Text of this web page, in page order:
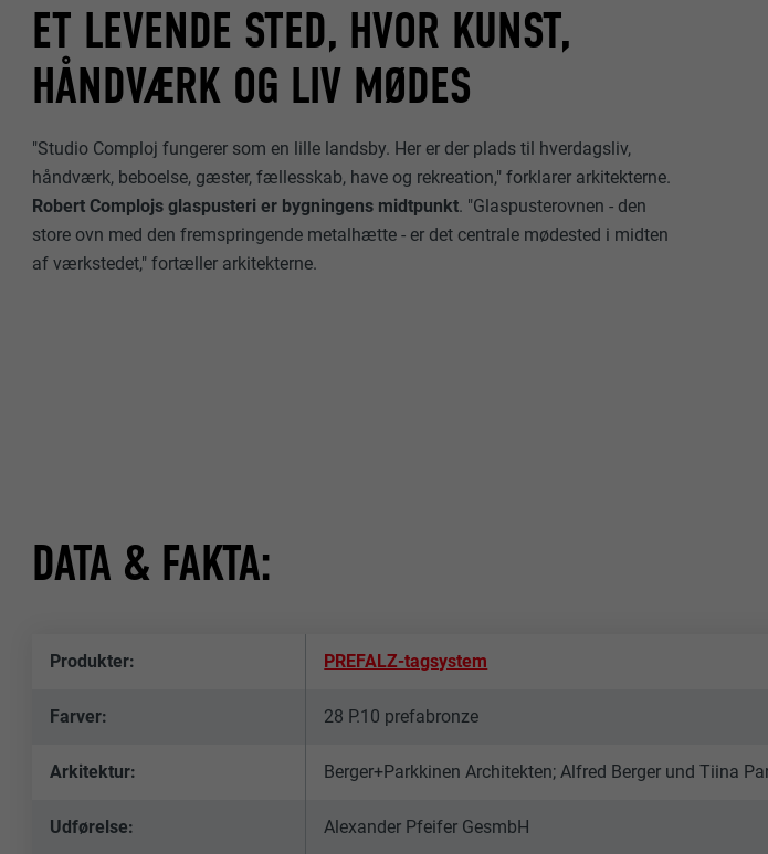
ET LEVENDE STED, HVOR KUNST,
HÅNDVÆRK OG LIV MØDES
"Studio Comploj fungerer som en lille landsby. Her er der plads til hverdagsliv,
håndværk, beboelse, gæster, fællesskab, have og rekreation," forklarer arkitekterne.
Robert Complojs glaspusteri er bygningens midtpunkt. "Glaspusterovnen - den
store ovn med den fremspringende metalhætte - er det centrale mødested i midten
af værkstedet," fortæller arkitekterne.
DATA & FAKTA:
Produkter: PREFALZ-tagsystem
Farver: 28 P.10 prefabronze
Arkitektur: Berger+Parkkinen Architekten; Alfred Berger und Tiina
Udførelse: Alexander Pfeifer GesmbH